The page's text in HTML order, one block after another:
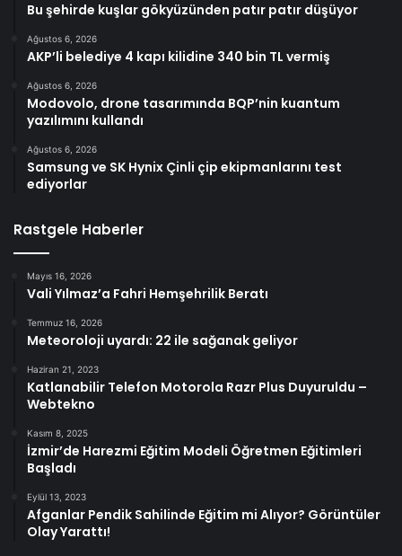
Bu şehirde kuşlar gökyüzünden patır patır düşüyor
Ağustos 6, 2026
AKP’li belediye 4 kapı kilidine 340 bin TL vermiş
Ağustos 6, 2026
Modovolo, drone tasarımında BQP’nin kuantum
yazılımını kullandı
Ağustos 6, 2026
Samsung ve SK Hynix Çinli çip ekipmanlarını test
ediyorlar
Rastgele Haberler
Mayıs 16, 2026
Vali Yılmaz’a Fahri Hemşehrilik Beratı
Temmuz 16, 2026
Meteoroloji uyardı: 22 ile sağanak geliyor
Haziran 21, 2023
Katlanabilir Telefon Motorola Razr Plus Duyuruldu –
Webtekno
Kasım 8, 2025
İzmir’de Harezmi Eğitim Modeli Öğretmen Eğitimleri
Başladı
Eylül 13, 2023
Afganlar Pendik Sahilinde Eğitim mi Alıyor? Görüntüler
Olay Yarattı!